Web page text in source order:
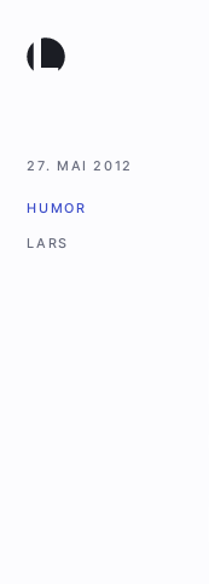
27. MAI 2012
HUMOR
LARS